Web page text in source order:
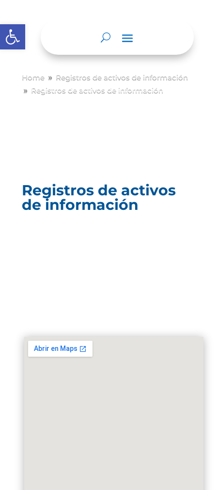
Abrir barra de herramientas
Home 9 Registros de activos de información
9 Registros de activos de información
Registros de activos
de información